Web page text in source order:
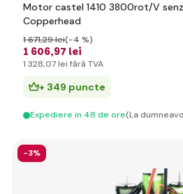
Motor castel 1410 3800rot/V
Copperhead
1 606,97 lei
1 671,29 lei(-4 %)
1 328,07 lei fără TVA
+ 349 puncte
Expediere in 48 de ore(La
-3%